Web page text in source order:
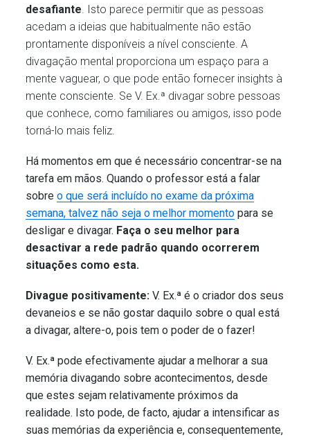
desafiante. Isto parece permitir que as pessoas
acedam a ideias que habitualmente não estão
prontamente disponíveis a nível consciente. A
divagação mental proporciona um espaço para a
mente vaguear, o que pode então fornecer insights à
mente consciente. Se V. Ex.ª divagar sobre pessoas
que conhece, como familiares ou amigos, isso pode
torná-lo mais feliz.
Há momentos em que é necessário concentrar-se na
tarefa em mãos. Quando o professor está a falar
sobreo que será incluído no exame da próxima
semana, talvez não seja o melhor momento para se
desligar e divagar. Faça o seu melhor para
desactivar a rede padrão quando ocorrerem
situações como esta.
Divague positivamente: V. Ex.ª é o criador dos seus
devaneios e se não gostar daquilo sobre o qual está
a divagar, altere-o, pois tem o poder de o fazer!
V. Ex.ª pode efectivamente ajudar a melhorar a sua
memória divagando sobre acontecimentos, desde
que estes sejam relativamente próximos da
realidade. Isto pode, de facto, ajudar a intensificar as
suas memórias da experiência e, consequentemente,